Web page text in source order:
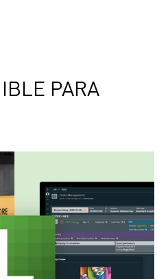
PARA